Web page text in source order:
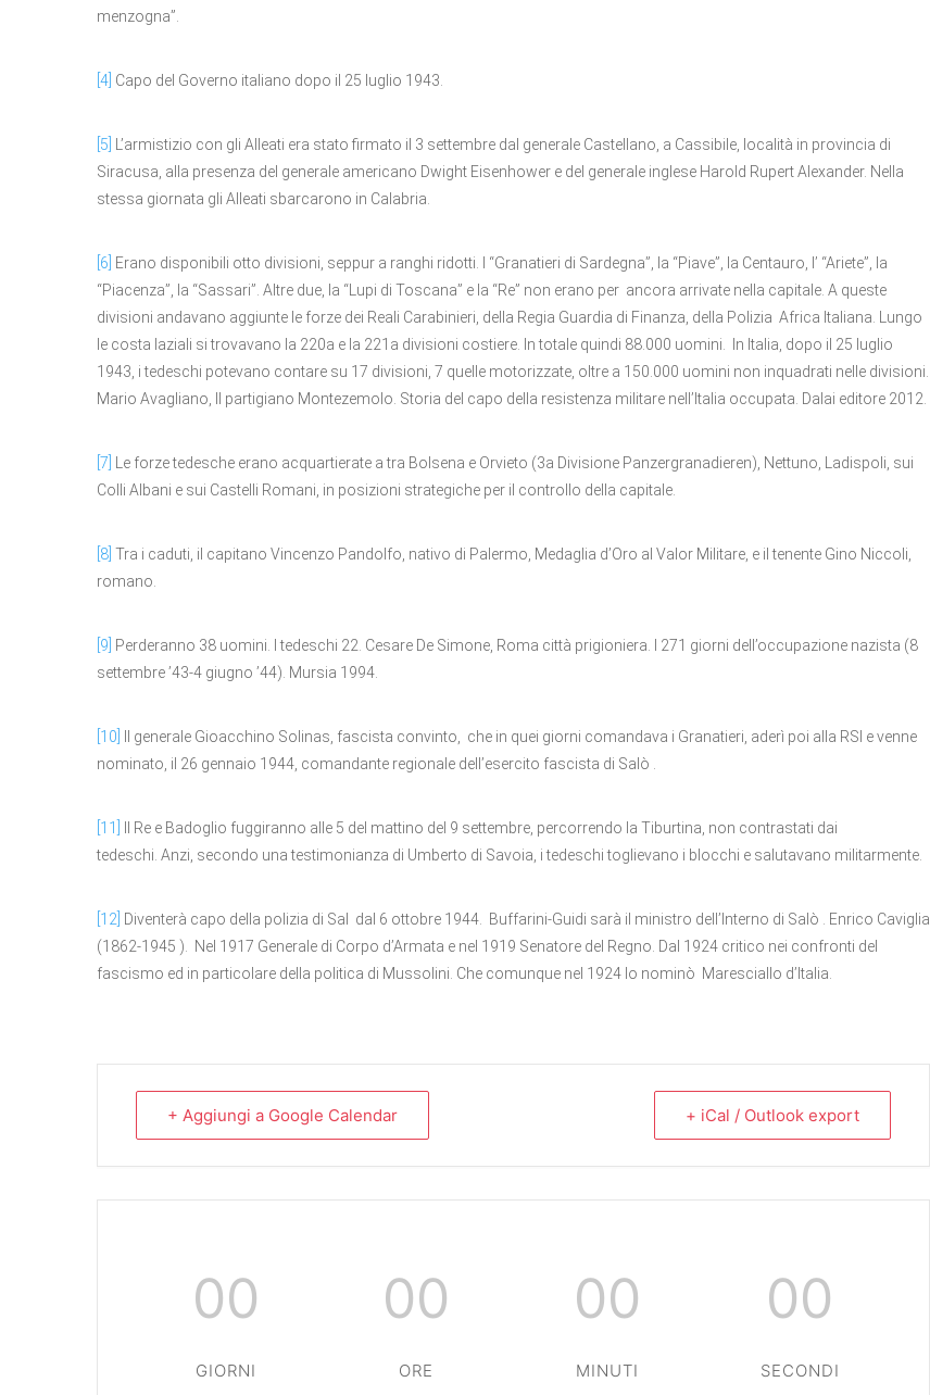
menzogna”.
[4] Capo del Governo italiano dopo il 25 luglio 1943.
[5]
L’armistizio con gli Alleati era stato firmato il 3 settembre dal generale Castellano, a Cassibile, località in provincia di
Siracusa, alla presenza del generale americano Dwight Eisenhower e del generale inglese Harold Rupert Alexander. Nella
stessa giornata gli Alleati sbarcarono in Calabria.
[6] Erano disponibili otto divisioni, seppur a ranghi ridotti. I “Granatieri di Sardegna”, la “Piave”, la Centauro, l’ “Ariete”, la
“Piacenza”, la “Sassari”. Altre due, la “Lupi di Toscana” e la “Re” non erano per ancora arrivate nella capitale. A queste
divisioni andavano aggiunte le forze dei Reali Carabinieri, della Regia Guardia di Finanza, della Polizia Africa Italiana. Lungo
le costa laziali si trovavano la 220a e la 221a divisioni costiere. In totale quindi 88.000 uomini. In Italia, dopo il 25 luglio
1943, i tedeschi potevano contare su 17 divisioni, 7 quelle motorizzate, oltre a 150.000 uomini non inquadrati nelle divisioni.
Mario Avagliano, Il partigiano Montezemolo. Storia del capo della resistenza militare nell’Italia occupata. Dalai editore 2012.
[7]
Le forze tedesche erano acquartierate a tra Bolsena e Orvieto (3a Divisione Panzergranadieren), Nettuno, Ladispoli, sui
Colli Albani e sui Castelli Romani, in posizioni strategiche per il controllo della capitale.
[8] Tra i caduti, il capitano Vincenzo Pandolfo, nativo di Palermo, Medaglia d’Oro al Valor Militare, e il tenente Gino Niccoli,
romano.
[9] Perderanno 38 uomini. I tedeschi 22. Cesare De Simone, Roma città prigioniera. I 271 giorni dell’occupazione nazista (8
settembre ’43-4 giugno ’44). Mursia 1994.
[10]
Il generale Gioacchino Solinas, fascista convinto, che in quei giorni comandava i Granatieri, aderì poi alla RSI e venne
nominato, il 26 gennaio 1944, comandante regionale dell’esercito fascista di Salò .
[11]
Il Re e Badoglio fuggiranno alle 5 del mattino del 9 settembre, percorrendo la Tiburtina, non contrastati dai
tedeschi. Anzi, secondo una testimonianza di Umberto di Savoia, i tedeschi toglievano i blocchi e salutavano militarmente.
[12] Diventerà capo della polizia di Sal dal 6 ottobre 1944. Buffarini-Guidi sarà il ministro dell’Interno di Salò . Enrico Caviglia
(1862-1945 ). Nel 1917 Generale di Corpo d’Armata e nel 1919 Senatore del Regno. Dal 1924 critico nei confronti del
fascismo ed in particolare della politica di Mussolini. Che comunque nel 1924 lo nominò Maresciallo d’Italia.
+ Aggiungi a Google Calendar + iCal / Outlook export
00
GIORNI
00
ORE
00
MINUTI
00
SECONDI
🇬🇧